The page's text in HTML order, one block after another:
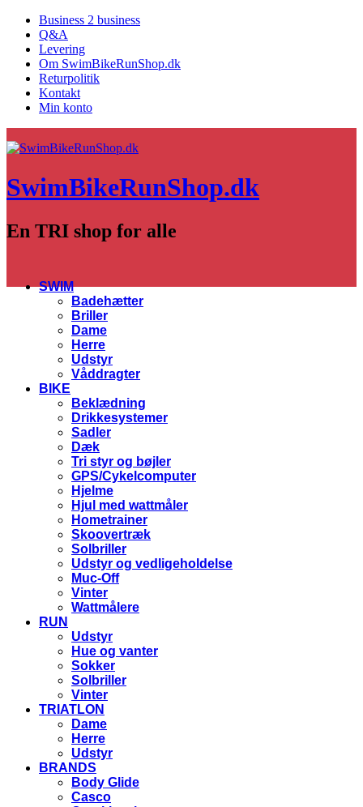
Business 2 business
Q&A
Levering
Om SwimBikeRunShop.dk
Returpolitik
Kontakt
Min konto
SwimBikeRunShop.dk
En TRI shop for alle
SWIM
Badehætter
Briller
Dame
Herre
Udstyr
Våddragter
BIKE
Beklædning
Drikkesystemer
Sadler
Dæk
Tri styr og bøjler
GPS/Cykelcomputer
Hjelme
Hjul med wattmåler
Hometrainer
Skoovertræk
Solbriller
Udstyr og vedligeholdelse
Muc-Off
Vinter
Wattmålere
RUN
Udstyr
Hue og vanter
Sokker
Solbriller
Vinter
TRIATLON
Dame
Herre
Udstyr
BRANDS
Body Glide
Casco